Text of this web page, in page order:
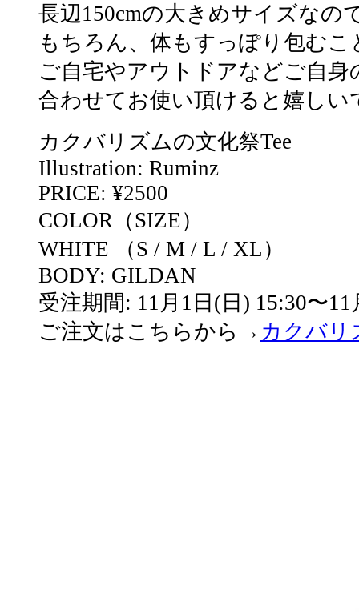
長辺150cmの大きめサイズなの
もちろん、体もすっぽり包むこ
ご自宅やアウトドアなどご自
合わせてお使い頂けると嬉しい
カクバリズムの文化祭Tee
Illustration: Ruminz
PRICE: ¥2500
COLOR（SIZE）
WHITE （S / M / L / XL）
BODY: GILDAN
受注期間: 11月1日(日) 15:30〜11
ご注文はこちらから→ カクバリ